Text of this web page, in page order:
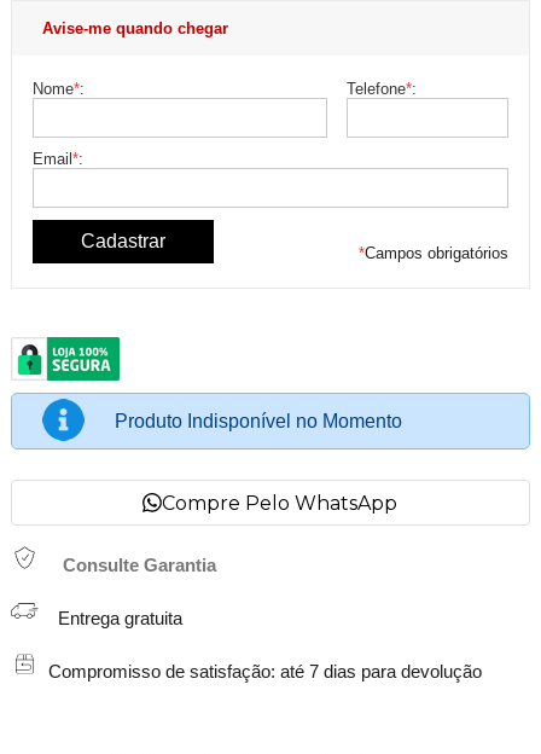
Avise-me quando chegar
Nome*: Telefone*:
Email*:
*Campos obrigatórios
Produto Indisponível no Momento
Compre Pelo WhatsApp
Consulte Garantia
Entrega gratuita
Compromisso de satisfação: até 7 dias para devolução